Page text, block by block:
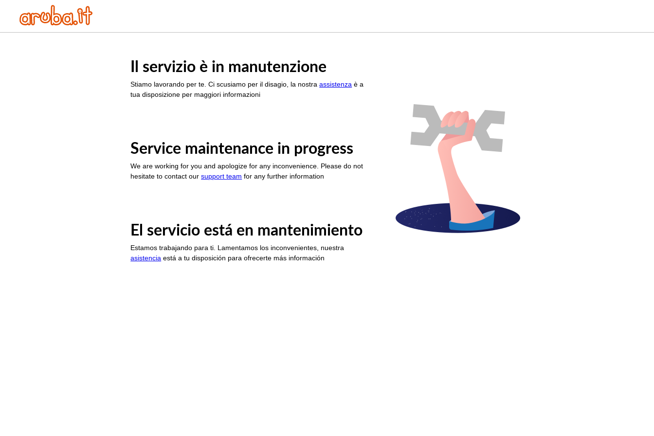
Il servizio è in manutenzione
Stiamo lavorando per te. Ci scusiamo per il disagio, la nostraassistenza è a
tua disposizione per maggiori informazioni
Service maintenance in progress
We are working for you and apologize for any inconvenience. Please do not
hesitate to contact oursupport team for any further information
El servicio está en mantenimiento
Estamos trabajando para ti. Lamentamos los inconvenientes, nuestra
asistencia está a tu disposición para ofrecerte más información